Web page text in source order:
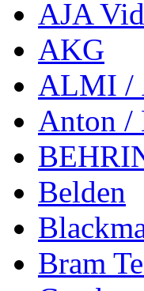
AJA
AKG
ALMI
Anton /
Belden
Bram